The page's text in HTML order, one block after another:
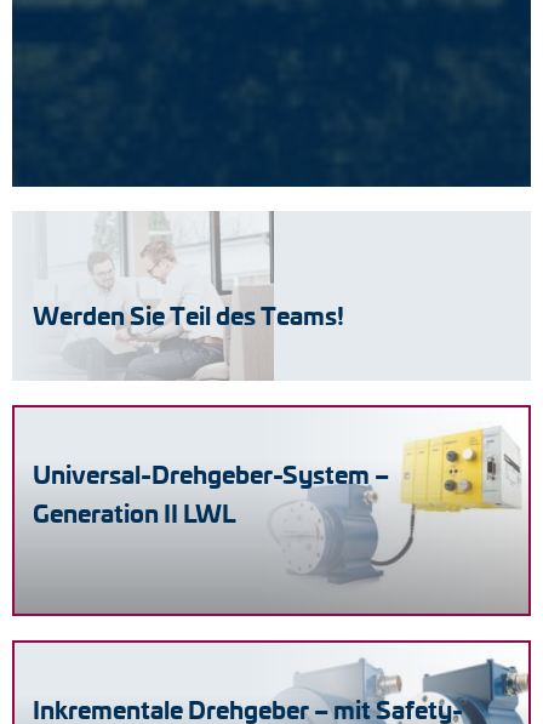
Universal-Drehgeber-System –
Generation II LWL
Inkrementale Drehgeber – mit Safety-
Werden Sie Teil des Teams!